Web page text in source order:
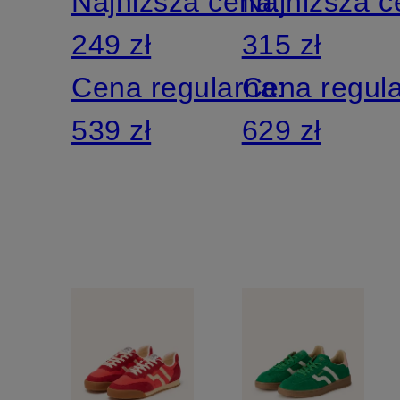
249 zł
Cena regularna:
539 zł
315 zł
Cena
629 zł